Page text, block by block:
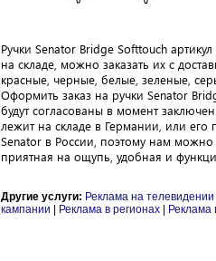
Ручки Senator Bridge Softtouch
на складе, можно заказать их с
красные, черные, белые, зеленые,
Оформить заказ на ручки Senator
будут согласованы в момент
лежит на складе в Германии, или
Senator в России, поэтому нам
приятная на ощупь, удобная и
Другие услуги: Реклама на телевидении
кампании | Реклама в регионах | Реклама